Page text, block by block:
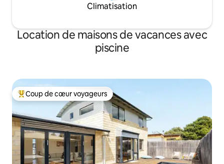
Climatisation
Location de maisons de vacances avec
piscine
Coups de cœur voyageurs les plus appréciés
Coup de cœur voyageurs